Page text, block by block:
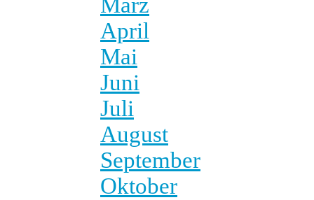
April
Mai
Juni
Juli
August
September
Oktober